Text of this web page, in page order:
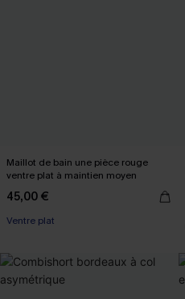
Maillot de bain une pièce rouge
ventre plat à maintien moyen
45,00 €
Ventre plat